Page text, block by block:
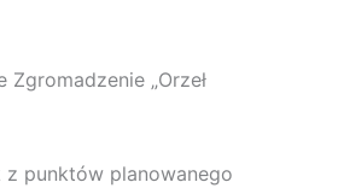
„Orzeł
punktów planowanego